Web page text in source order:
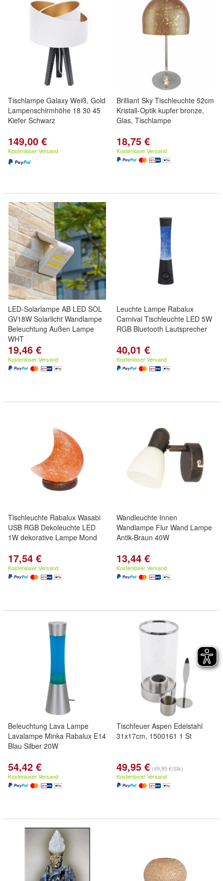
Tischlampe Galaxy Weiß, Gold
Lampenschirmhöhe 18 30 45
Kiefer Schwarz
149,00 €
Kostenloser Versand
Brilliant Sky Tischleuchte 52cm
Kristall-Optik kupfer bronze,
Glas, Tischlampe
18,75 €
Kostenloser Versand
LED-Solarlampe AB LED SOL
GV18W Solarlicht Wandlampe
Beleuchtung Außen Lampe
WHT
19,46 €
Kostenloser Versand
Leuchte Lampe Rabalux
Carnival Tischleuchte LED 5W
RGB Bluetooth Lautsprecher
40,01 €
Kostenloser Versand
Tischleuchte Rabalux Wasabi
USB RGB Dekoleuchte LED
1W dekorative Lampe Mond
17,54 €
Kostenloser Versand
Wandleuchte Innen
Wandlampe Flur Wand Lampe
Antik-Braun 40W
13,44 €
Kostenloser Versand
Beleuchtung Lava Lampe
Lavalampe Minka Rabalux E14
Blau Silber 20W
54,42 €
Kostenloser Versand
Tischfeuer Aspen Edelstahl
31x17cm, 1500161 1 St
49,95 € (49,95 €/Stk)
Kostenloser Versand